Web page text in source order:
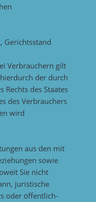
Gerichtsstand
Verbrauchern gilt
der durch
Rechts des Staates
des Verbrauchers
wird
aus den mit
sowie
Sie nicht
juristische
oder öffentlich-